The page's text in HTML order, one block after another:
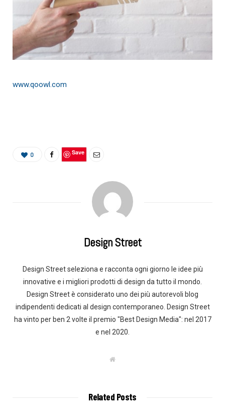
www.qoowl.com
0 Save
Design Street
Design Street seleziona e racconta ogni giorno le idee più
innovative e i migliori prodotti di design da tutto il mondo.
Design Street è considerato uno dei più autorevoli blog
indipendenti dedicati al design contemporaneo. Design Street
ha vinto per ben 2 volte il premio "Best Design Media": nel 2017
e nel 2020.
W
Related Posts